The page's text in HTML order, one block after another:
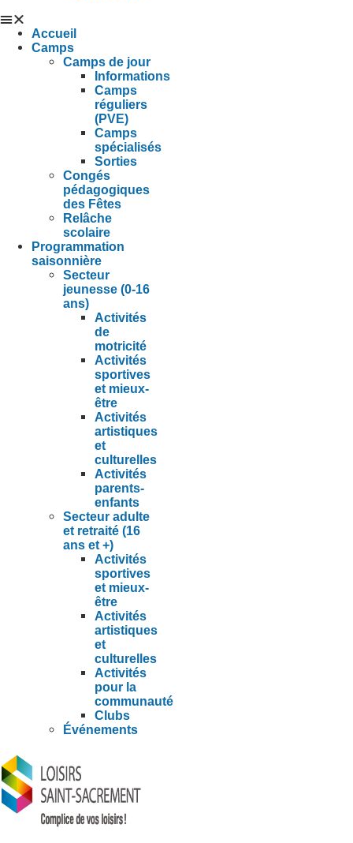
Accueil
Camps
Camps de jour
Informations
Camps
réguliers
(PVE)
Camps
spécialisés
Sorties
Congés
pédagogiques
des Fêtes
Relâche
scolaire
Programmation
saisonnière
Secteur
jeunesse (0-16
ans)
Activités
de
motricité
Activités
sportives
et mieux-
être
Activités
artistiques
et
culturelles
Activités
parents-
enfants
Secteur adulte
et retraité (16
ans et +)
Activités
sportives
et mieux-
être
Activités
artistiques
et
culturelles
Activités
pour la
communauté
Clubs
Événements